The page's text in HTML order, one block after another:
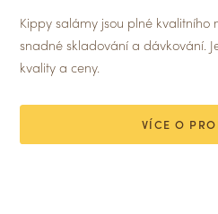
Kippy salámy jsou plné kvalitního
snadné skladování a dávkování.
kvality a ceny.
VÍCE O